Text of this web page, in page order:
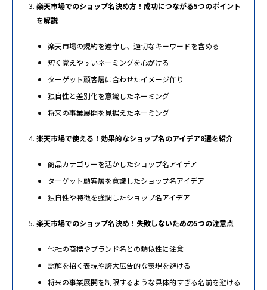
楽天市場でのショップ名決め方！成功につながる5つのポイント
を解説
楽天市場の規約を遵守し、適切なキーワードを含める
短く覚えやすいネーミングを心がける
ターゲット顧客層に合わせたイメージ作り
独自性と差別化を意識したネーミング
将来の事業展開を見据えたネーミング
楽天市場で使える！効果的なショップ名のアイデア8選を紹介
商品カテゴリーを活かしたショップ名アイデア
ターゲット顧客層を意識したショップ名アイデア
独自性や特徴を強調したショップ名アイデア
楽天市場でのショップ名決め！失敗しないための5つの注意点
他社の商標やブランド名との類似性に注意
誤解を招く表現や誇大広告的な表現を避ける
将来の事業展開を制限するような具体的すぎる名前を避ける